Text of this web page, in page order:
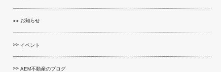
お知らせ
イベント
AEM不動産のブログ